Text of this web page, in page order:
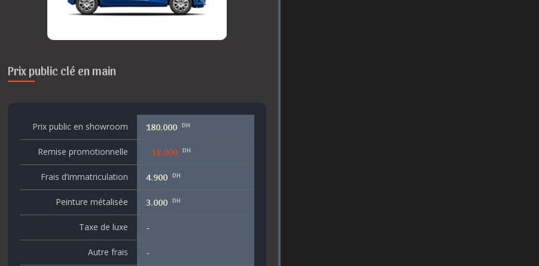
Prix public clé en main
Prix public en showroom 180.000 DH
Remise promotionnelle - 18.000 DH
Frais d’immatriculation 4.900 DH
Peinture métalisée 3.000 DH
Taxe de luxe -
Autre frais -